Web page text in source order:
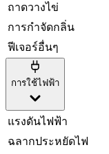
ถาดวางไข่
การกำจัดกลิ่น
ฟีเจอร์อื่นๆ
การใช้ไฟฟ้า
แรงดันไฟฟ้า
ฉลากประหยัดไฟ